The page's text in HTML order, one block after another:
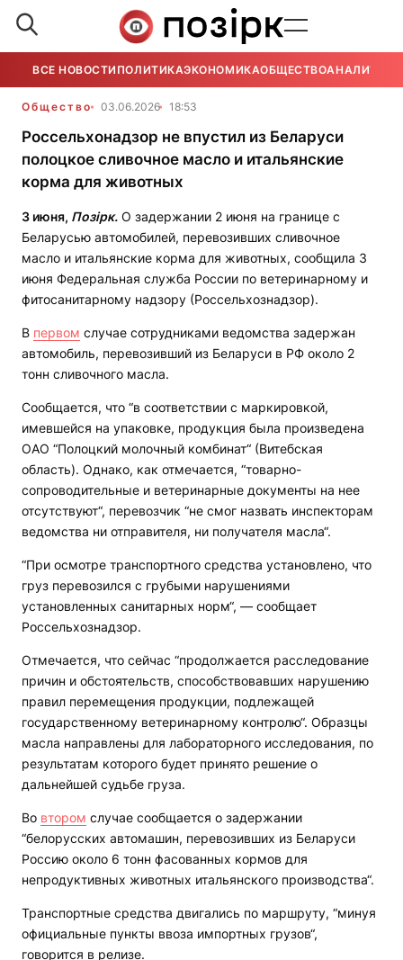
ВСЕ НОВОСТИ ПОЛИТИКАЭКОНОМИКАОБЩЕСТВОАНАЛИТИКА
Общество 03.06.2026 18:53
Россельхонадзор не впустил из Беларуси
полоцкое сливочное масло и итальянские
корма для животных
3 июня, Позірк. О задержании 2 июня на границе с
Беларусью автомобилей, перевозивших сливочное
масло и итальянские корма для животных, сообщила 3
июня Федеральная служба России по ветеринарному и
фитосанитарному надзору (Россельхознадзор).
В первом случае сотрудниками ведомства задержан
автомобиль, перевозивший из Беларуси в РФ около 2
тонн сливочного масла.
Сообщается, что “в соответствии с маркировкой,
имевшейся на упаковке, продукция была произведена
ОАО “Полоцкий молочный комбинат“ (Витебская
область). Однако, как отмечается, “товарно-
сопроводительные и ветеринарные документы на нее
отсутствуют“, перевозчик “не смог назвать инспекторам
ведомства ни отправителя, ни получателя масла“.
“При осмотре транспортного средства установлено, что
груз перевозился с грубыми нарушениями
установленных санитарных норм“, — сообщает
Россельхознадзор.
Отмечается, что сейчас “продолжается расследование
причин и обстоятельств, способствовавших нарушению
правил перемещения продукции, подлежащей
государственному ветеринарному контролю“. Образцы
масла направлены для лабораторного исследования, по
результатам которого будет принято решение о
дальнейшей судьбе груза.
Во втором случае сообщается о задержании
“белорусских автомашин, перевозивших из Беларуси
Россию около 6 тонн фасованных кормов для
непродуктивных животных итальянского производства“.
Транспортные средства двигались по маршруту, “минуя
официальные пункты ввоза импортных грузов“,
говорится в релизе.